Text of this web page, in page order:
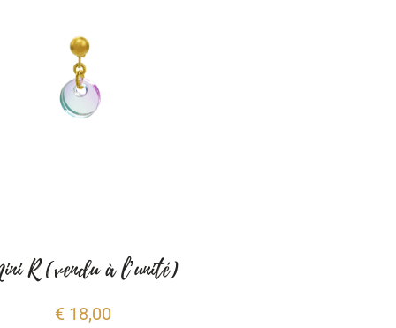
R (vendu à l’unité)
€ 18,00